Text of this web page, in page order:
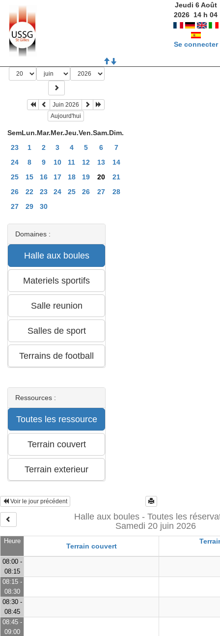
Jeudi 6 Août
2026 14 h04
Se connecter
Juin 2026
Aujourd'hui
SemLun.Mar.Mer.Jeu.Ven.Sam.Dim.
23
1 2 3 4 5 6
7
24
8 9 10 11 12 13
14
25
15 16 17 18 19 20
21
26
22 23 24 25 26 27
28
27
29 30
Domaines :
Ressources :
Voir le jour précédent
Halle aux boules - Toutes les
Samedi 20 juin 2026
Heure
Terrain couvert
08:00 -
08:15
08:15 -
08:30
08:30 -
08:45
08:45 -
09:00